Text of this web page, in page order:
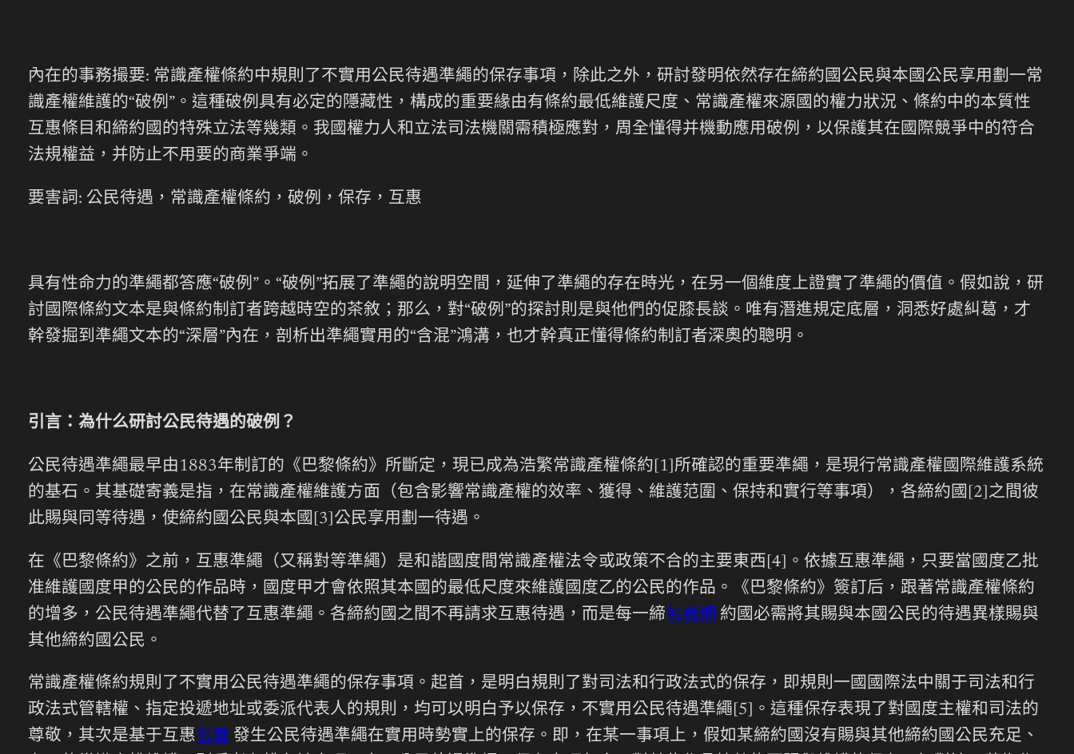
內在的事務撮要: 常識產權條約中規則了不實用公民待遇準繩的保存事項，除此之外，研討發明依然存在締約國公民與本國公民享用劃一常
識產權維護的“破例”。這種破例具有必定的隱藏性，構成的重要緣由有條約最低維護尺度、常識產權來源國的權力狀況、條約中的本質性
互惠條目和締約國的特殊立法等幾類。我國權力人和立法司法機關需積極應對，周全懂得并機動應用破例，以保護其在國際競爭中的符合
法規權益，并防止不用要的商業爭端。
要害詞: 公民待遇，常識產權條約，破例，保存，互惠
具有性命力的準繩都答應“破例”。“破例”拓展了準繩的說明空間，延伸了準繩的存在時光，在另一個維度上證實了準繩的價值。假如說，研
討國際條約文本是與條約制訂者跨越時空的茶敘；那么，對“破例”的探討則是與他們的促膝長談。唯有潛進規定底層，洞悉好處糾葛，才
幹發掘到準繩文本的“深層”內在，剖析出準繩實用的“含混”鴻溝，也才幹真正懂得條約制訂者深奧的聰明。
引言：為什么研討公民待遇的破例？
公民待遇準繩最早由1883年制訂的《巴黎條約》所斷定，現已成為浩繁常識產權條約[1]所確認的重要準繩，是現行常識產權國際維護系統
的基石。其基礎寄義是指，在常識產權維護方面（包含影響常識產權的效率、獲得、維護范圍、保持和實行等事項），各締約國[2]之間彼
此賜與同等待遇，使締約國公民與本國[3]公民享用劃一待遇。
在《巴黎條約》之前，互惠準繩（又稱對等準繩）是和諧國度間常識產權法令或政策不合的主要東西[4]。依據互惠準繩，只要當國度乙批
准維護國度甲的公民的作品時，國度甲才會依照其本國的最低尺度來維護國度乙的公民的作品。《巴黎條約》簽訂后，跟著常識產權條約
的增多，公民待遇準繩代替了互惠準繩。各締約國之間不再請求互惠待遇，而是每一締包養網 約國必需將其賜與本國公民的待遇異樣賜與
其他締約國公民。
常識產權條約規則了不實用公民待遇準繩的保存事項。起首，是明白規則了對司法和行政法式的保存，即規則一國國際法中關于司法和行
政法式管轄權、指定投遞地址或委派代表人的規則，均可以明白予以保存，不實用公民待遇準繩[5]。這種保存表現了對國度主權和司法的
尊敬，其次是基于互惠包養 發生公民待遇準繩在實用時勢實上的保存。即，在某一事項上，假如某締約國沒有賜與其他締約國公民充足、